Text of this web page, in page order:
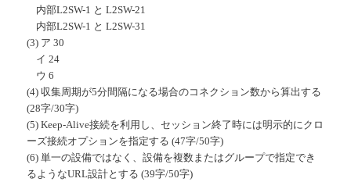
内部L2SW-1 と L2SW-21
内部L2SW-1 と L2SW-31
(3) ア 30
イ 24
ウ 6
(4) 収集周期が5分間隔になる場合のコネクション数から算出する
(28字/30字)
(5) Keep-Alive接続を利用し、セッション終了時には明示的にクロ
ーズ接続オプションを指定する (47字/50字)
(6) 単一の設備ではなく、設備を複数またはグループで指定でき
るようなURL設計とする (39字/50字)